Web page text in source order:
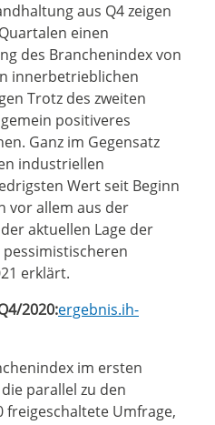
aus Q4 zeigen
einen
des Branchenindex von
innerbetrieblichen
Trotz des zweiten
positiveres
Ganz im Gegensatz
industriellen
Wert seit Beginn
vor allem aus der
aktuellen Lage der
erklärt.
2020:ergebnis.ih-
im ersten
parallel zu den
freigeschaltete Umfrage,